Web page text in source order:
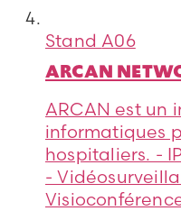
StandA06
ARCAN
ARCAN est un
informatiques
hospitaliers. -
-